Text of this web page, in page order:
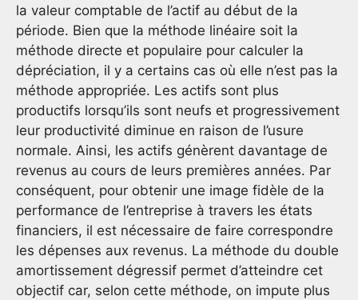
la valeur comptable de l’actif au début de la
période. Bien que la méthode linéaire soit la
méthode directe et populaire pour calculer la
dépréciation, il y a certains cas où elle n’est pas la
méthode appropriée. Les actifs sont plus
productifs lorsqu’ils sont neufs et progressivement
leur productivité diminue en raison de l’usure
normale. Ainsi, les actifs génèrent davantage de
revenus au cours de leurs premières années. Par
conséquent, pour obtenir une image fidèle de la
performance de l’entreprise à travers les états
financiers, il est nécessaire de faire correspondre
les dépenses aux revenus. La méthode du double
amortissement dégressif permet d’atteindre cet
objectif car, selon cette méthode, on impute plus